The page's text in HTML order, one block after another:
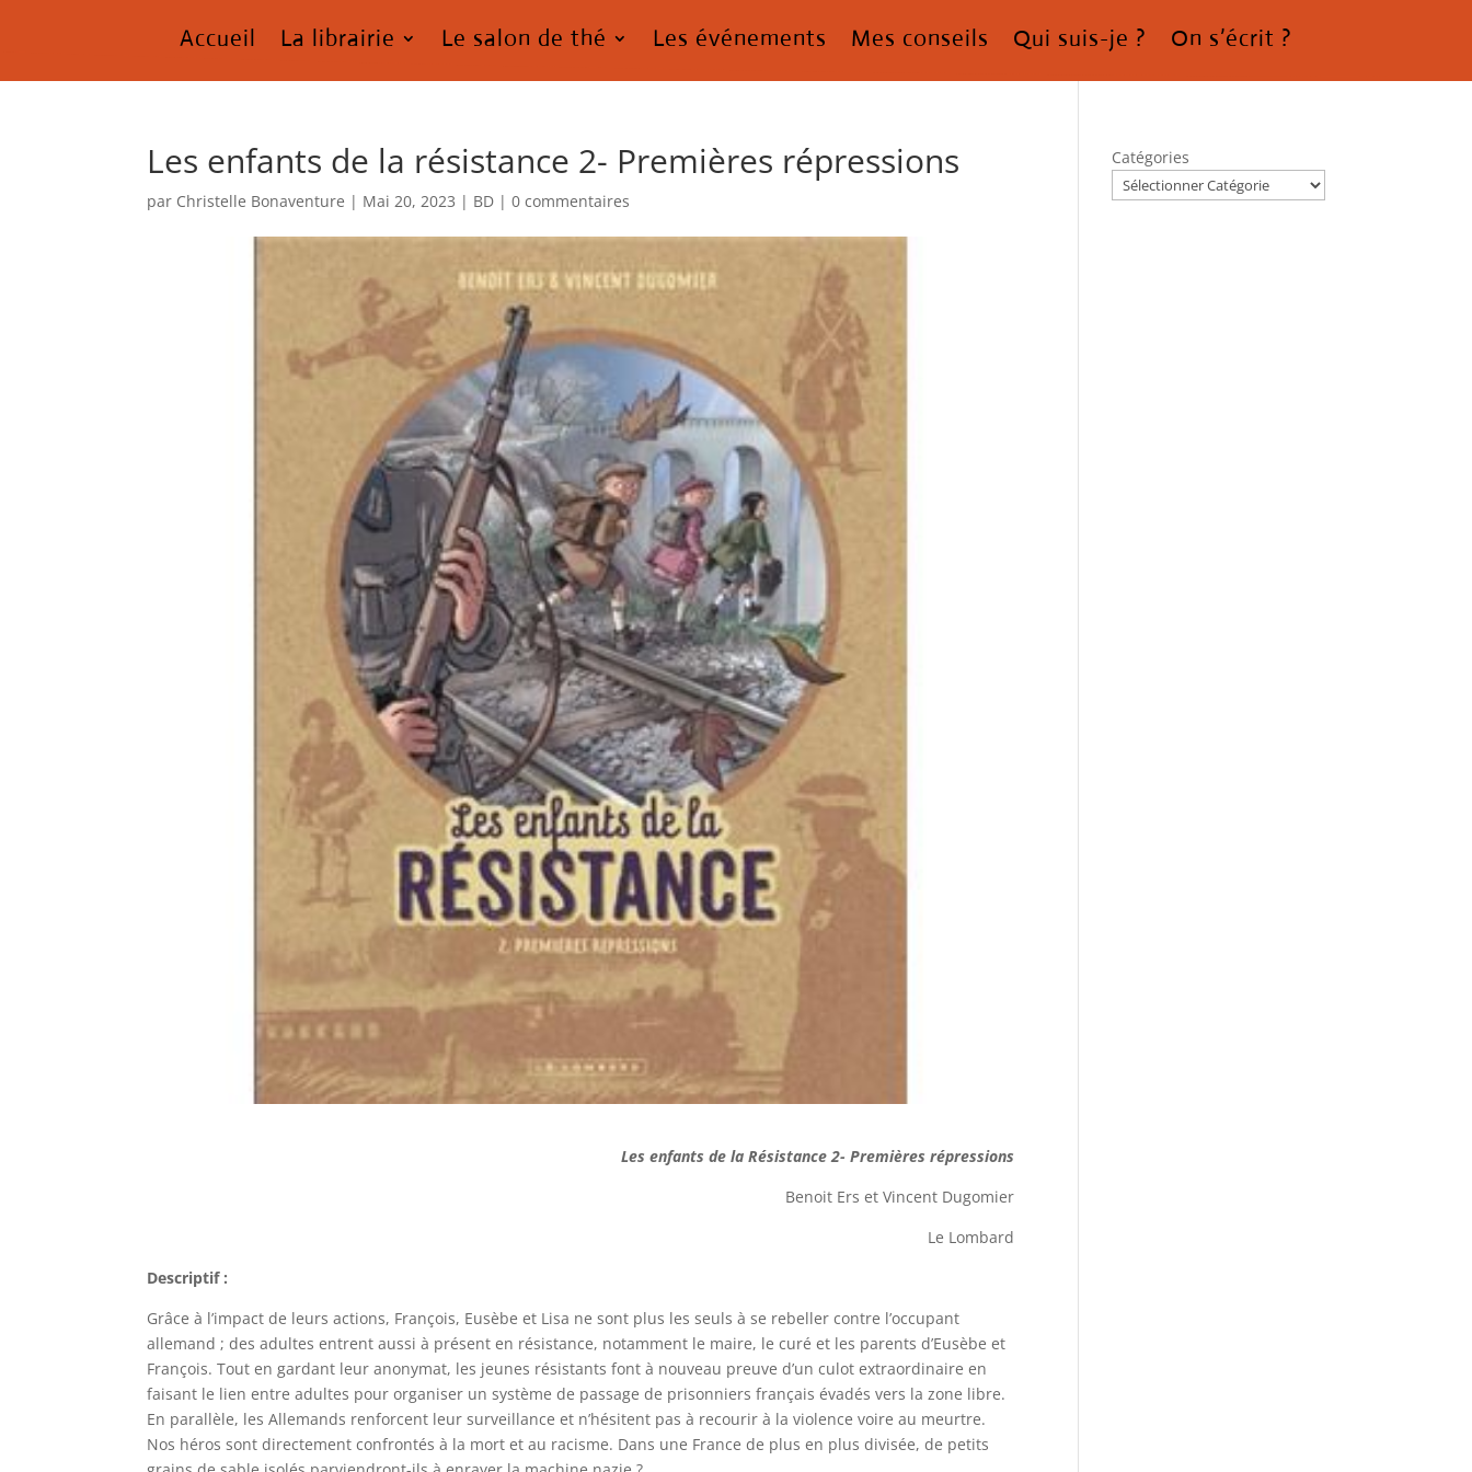
Accueil La librairie Le salon de thé Les événements Mes conseils Qui suis-je ? On s’écrit ?
Les enfants de la résistance 2- Premières répressions
par Christelle Bonaventure | Mai 20, 2023 | BD |0 commentaires
Les enfants de la Résistance 2- Premières répressions
Benoit Ers et Vincent Dugomier
Le Lombard
Descriptif :
Grâce à l’impact de leurs actions, François, Eusèbe et Lisa ne sont plus les seuls à se rebeller contre l’occupant
allemand ; des adultes entrent aussi à présent en résistance, notamment le maire, le curé et les parents d’Eusèbe et
François. Tout en gardant leur anonymat, les jeunes résistants font à nouveau preuve d’un culot extraordinaire en
faisant le lien entre adultes pour organiser un système de passage de prisonniers français évadés vers la zone libre.
En parallèle, les Allemands renforcent leur surveillance et n’hésitent pas à recourir à la violence voire au meurtre.
Nos héros sont directement confrontés à la mort et au racisme. Dans une France de plus en plus divisée, de petits
Catégories